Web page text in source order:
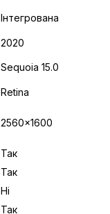
Інтегрована
2020
Sequoia 15.0
Retina
2560x1600
Так
Так
Ні
Так